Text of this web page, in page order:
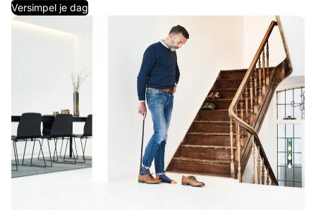
Versimpel je dag